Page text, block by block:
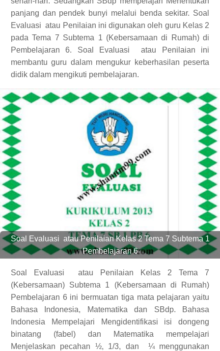
panjang dan pendek bunyi melalui benda sekitar. Soal
Evaluasi atau Penilaian ini digunakan oleh guru Kelas 2
pada Tema 7 Subtema 1 (Kebersamaan di Rumah) di
Pembelajaran 6. Soal Evaluasi
atau Penilaian ini
membantu guru dalam mengukur keberhasilan peserta
didik dalam mengikuti pembelajaran.
Soal Evaluasi atau Penilaian Kelas 2 Tema 7 Subtema 1
Pembelajaran 6
Soal Evaluasi
atau Penilaian Kelas 2 Tema 7
(Kebersamaan) Subtema 1 (Kebersamaan di Rumah)
Pembelajaran 6 ini bermuatan tiga mata pelajaran yaitu
Bahasa Indonesia, Matematika dan SBdp. Bahasa
Indonesia Mempelajari Mengidentifikasi isi dongeng
binatang (fabel) dan Matematika mempelajari
Menjelaskan pecahan ½, 1/3, dan
¼ menggunakan